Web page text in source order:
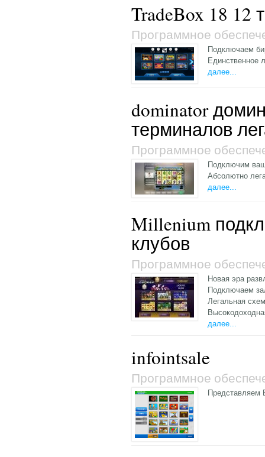
TradeBox 18 12
Программное
Подключаем
Единственное
далее...
dominator
терминалов
Программное
Подключим
Абсолютно
далее...
Millenium
клубов
Программное
Новая эра
Подключаем
Легальная
далее...
infointsale
Программное
Представляем